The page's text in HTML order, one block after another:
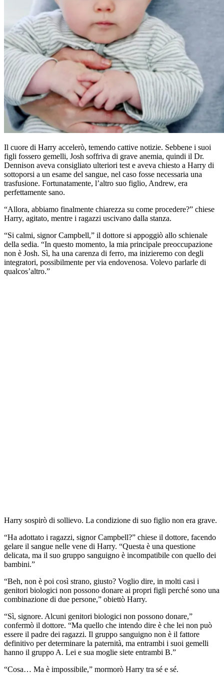
Il cuore di Harry accelerò, temendo cattive notizie. Sebbene i suoi
figli fossero gemelli, Josh soffriva di grave anemia, quindi il Dr.
Dennison aveva consigliato ulteriori test e aveva chiesto a Harry di
sottoporsi a un esame del sangue, nel caso fosse necessaria una
trasfusione. Fortunatamente, l’altro suo figlio, Andrew, era
perfettamente sano.
“Allora, abbiamo finalmente chiarezza su come procedere?” chiese
Harry, agitato, mentre i ragazzi uscivano dalla stanza.
“Si calmi, signor Campbell,” il dottore si appoggiò allo schienale
della sedia. “In questo momento, la mia principale preoccupazione
non è Josh. Sì, ha una carenza di ferro, ma inizieremo con degli
integratori, possibilmente per via endovenosa. Volevo parlarle di
qualcos’altro.”
Harry sospirò di sollievo. La condizione di suo figlio non era grave.
“Ha adottato i ragazzi, signor Campbell?” chiese il dottore, facendo
gelare il sangue nelle vene di Harry. “Questa è una questione
delicata, ma il suo gruppo sanguigno è incompatibile con quello dei
bambini.”
“Beh, non è poi così strano, giusto? Voglio dire, in molti casi i
genitori biologici non possono donare ai propri figli perché sono una
combinazione di due persone,” obiettò Harry.
“Sì, signore. Alcuni genitori biologici non possono donare,”
confermò il dottore. “Ma quello che intendo dire è che lei non può
essere il padre dei ragazzi. Il gruppo sanguigno non è il fattore
definitivo per determinare la paternità, ma entrambi i suoi gemelli
hanno il gruppo A. Lei e sua moglie siete entrambi B.”
“Cosa… Ma è impossibile,” mormorò Harry tra sé e sé.